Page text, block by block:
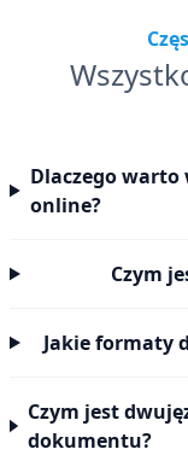
Dlaczego warto
online?
Czym
Jakie formaty
Czym jest
dokumentu?